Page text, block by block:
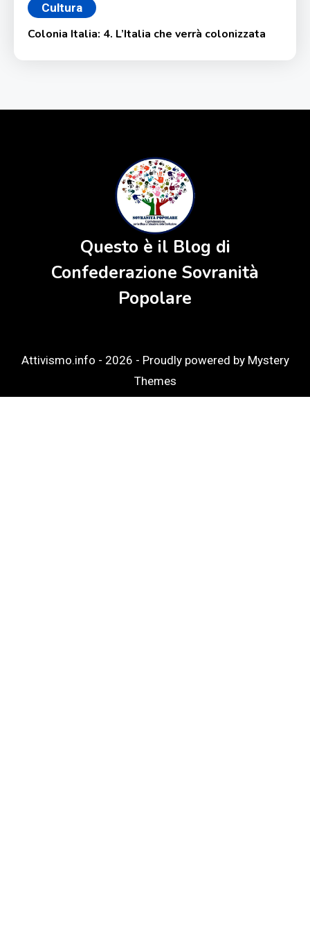
Cultura
Colonia Italia: 4. L’Italia che verrà colonizzata
Questo è il Blog di
Confederazione Sovranità
Popolare
Attivismo.info - 2026 - Proudly powered by Mystery
Themes